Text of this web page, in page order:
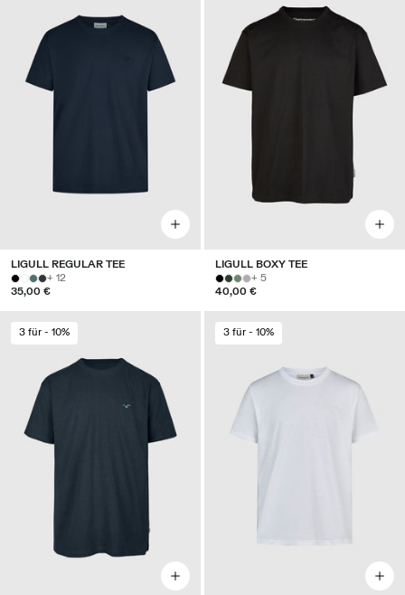
LIGULL REGULAR TEE
+ 12
35,00 €
LIGULL BOXY TEE
+ 5
40,00 €
3 für - 10% 3 für - 10%